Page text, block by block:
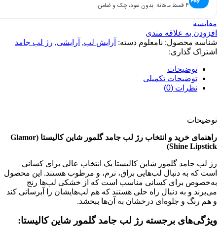
۴ قسط ماهانه. بدون سود، چک و ضامن.
مقایسه
افزودن به علاقه مندی
شناسه محصول: نامعلوم دسته: آرایش لب, آرایشی, رژ لب جامد
اشتراک گذاری:
توضیحات
توضیحات تکمیلی
نظرات (0)
توضیحات
راهنمای خرید و انتخاب رژ لب جامد گلمور شاین کالیستا (Glamor
Shine Lipstick)
رژ لب جامد گلمور شاین کالیستا یک انتخاب عالی برای کسانی
است که به دنبال لب‌هایی براق، نرم، و مرطوب هستند. این محصول
به‌خصوص برای کسانی مناسب است که از خشکی لب‌ها رنج
می‌برند و به دنبال راه حلی هستند که هم لب‌هایشان را آبرسانی کند
و هم رنگ و جلوه‌ای درخشان به آن‌ها ببخشد.
ویژگی‌های برجسته رژ لب جامد گلمور شاین کالیستا: